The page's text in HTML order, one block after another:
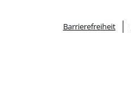
Barrierefreiheit